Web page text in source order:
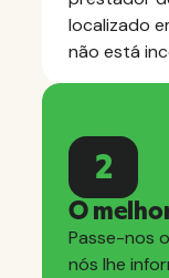
localizado
não está
2
O
Passe-nos
nós lhe